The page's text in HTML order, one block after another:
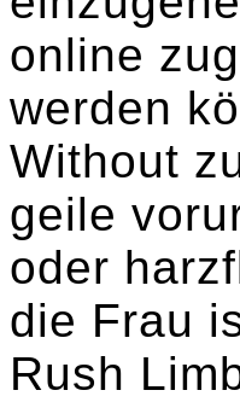
online
werden
Without
geile
oder
die Frau
Rush